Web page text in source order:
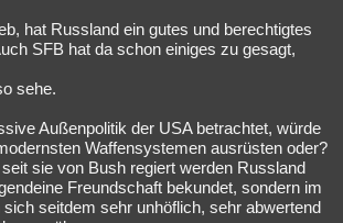
hat Russland ein gutes und berechtigtes
SFB hat da schon einiges zu gesagt,
sehe.
Außenpolitik der USA betrachtet, würde
Waffensystemen ausrüsten oder?
sie von Bush regiert werden Russland
Freundschaft bekundet, sondern im
seitdem sehr unhöflich, sehr abwertend